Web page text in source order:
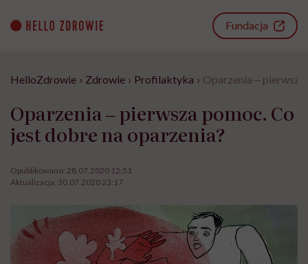
content
Fundacja
HelloZdrowie › Zdrowie › Profilaktyka › Oparzenia ‒
Oparzenia ‒ pierwsza pomoc. Co
jest dobre na oparzenia?
Opublikowano: 28.07.2020 12:51
Aktualizacja: 30.07.2020 23:17